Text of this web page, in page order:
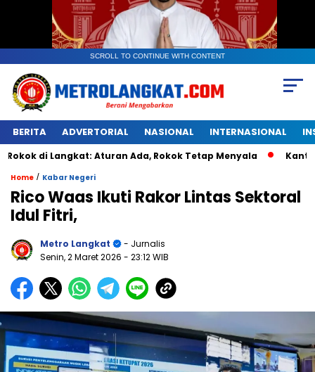
SCROLL TO CONTINUE WITH CONTENT
BERITA ADVERTORIAL NASIONAL INTERNASIONAL
Langkat: Aturan Ada, Rokok Tetap Menyala Kantongan
Home / Kabar Negeri
Rico Waas Ikuti Rakor Lintas Sektoral
Idul Fitri,
Metro Langkat
- Jurnalis
Senin, 2 Maret 2026 - 23:12 WIB